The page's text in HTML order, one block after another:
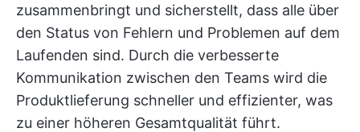
zusammenbringt und sicherstellt, dass alle über
den Status von Fehlern und Problemen auf dem
Laufenden sind. Durch die verbesserte
Kommunikation zwischen den Teams wird die
Produktlieferung schneller und effizienter, was
zu einer höheren Gesamtqualität führt.